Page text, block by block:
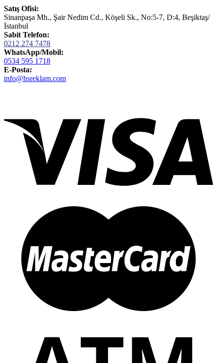
Satış Ofisi:
Sinanpaşa Mh., Şair Nedim Cd., Köşeli Sk., No:5-7, D:4, Beşiktaş/
İstanbul
Sabit Telefon:
0212 274 7478
WhatsApp/Mobil:
0534 595 1718
E-Posta:
info@hsreklam.com